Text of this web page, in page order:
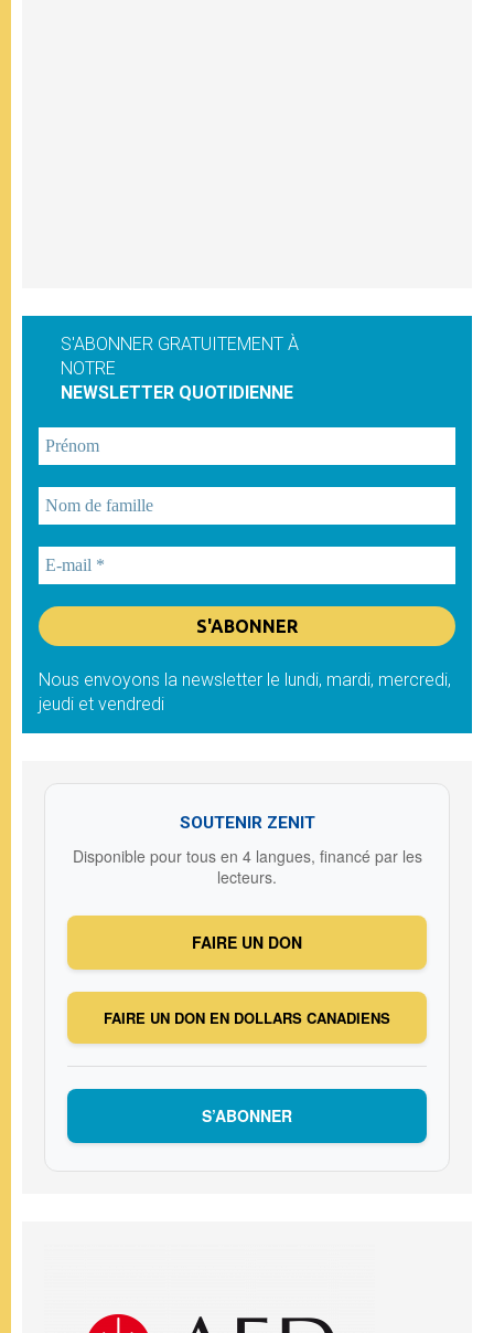
S'ABONNER GRATUITEMENT À
NOTRE
NEWSLETTER QUOTIDIENNE
Nous envoyons la newsletter le lundi, mardi, mercredi,
jeudi et vendredi
SOUTENIR ZENIT
Disponible pour tous en 4 langues, financé par les
lecteurs.
FAIRE UN DON
FAIRE UN DON EN DOLLARS CANADIENS
S’ABONNER